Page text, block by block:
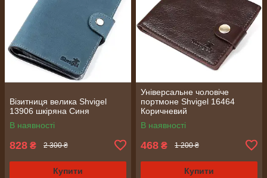
Візитниця велика Shvigel
13906 шкіряна Синя
В наявності
828 ₴ 2 300 ₴
Купити
Універсальне чоловіче
портмоне Shvigel 16464
Коричневий
В наявності
468 ₴ 1 200 ₴
Купити